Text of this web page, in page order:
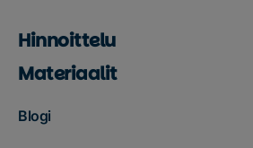
Hinnoittelu
Materiaalit
Blogi